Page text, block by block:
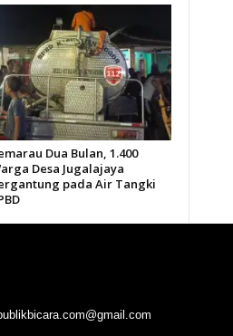
Dua Bulan, 1.400
Desa Jugalajaya
pada Air Tangki